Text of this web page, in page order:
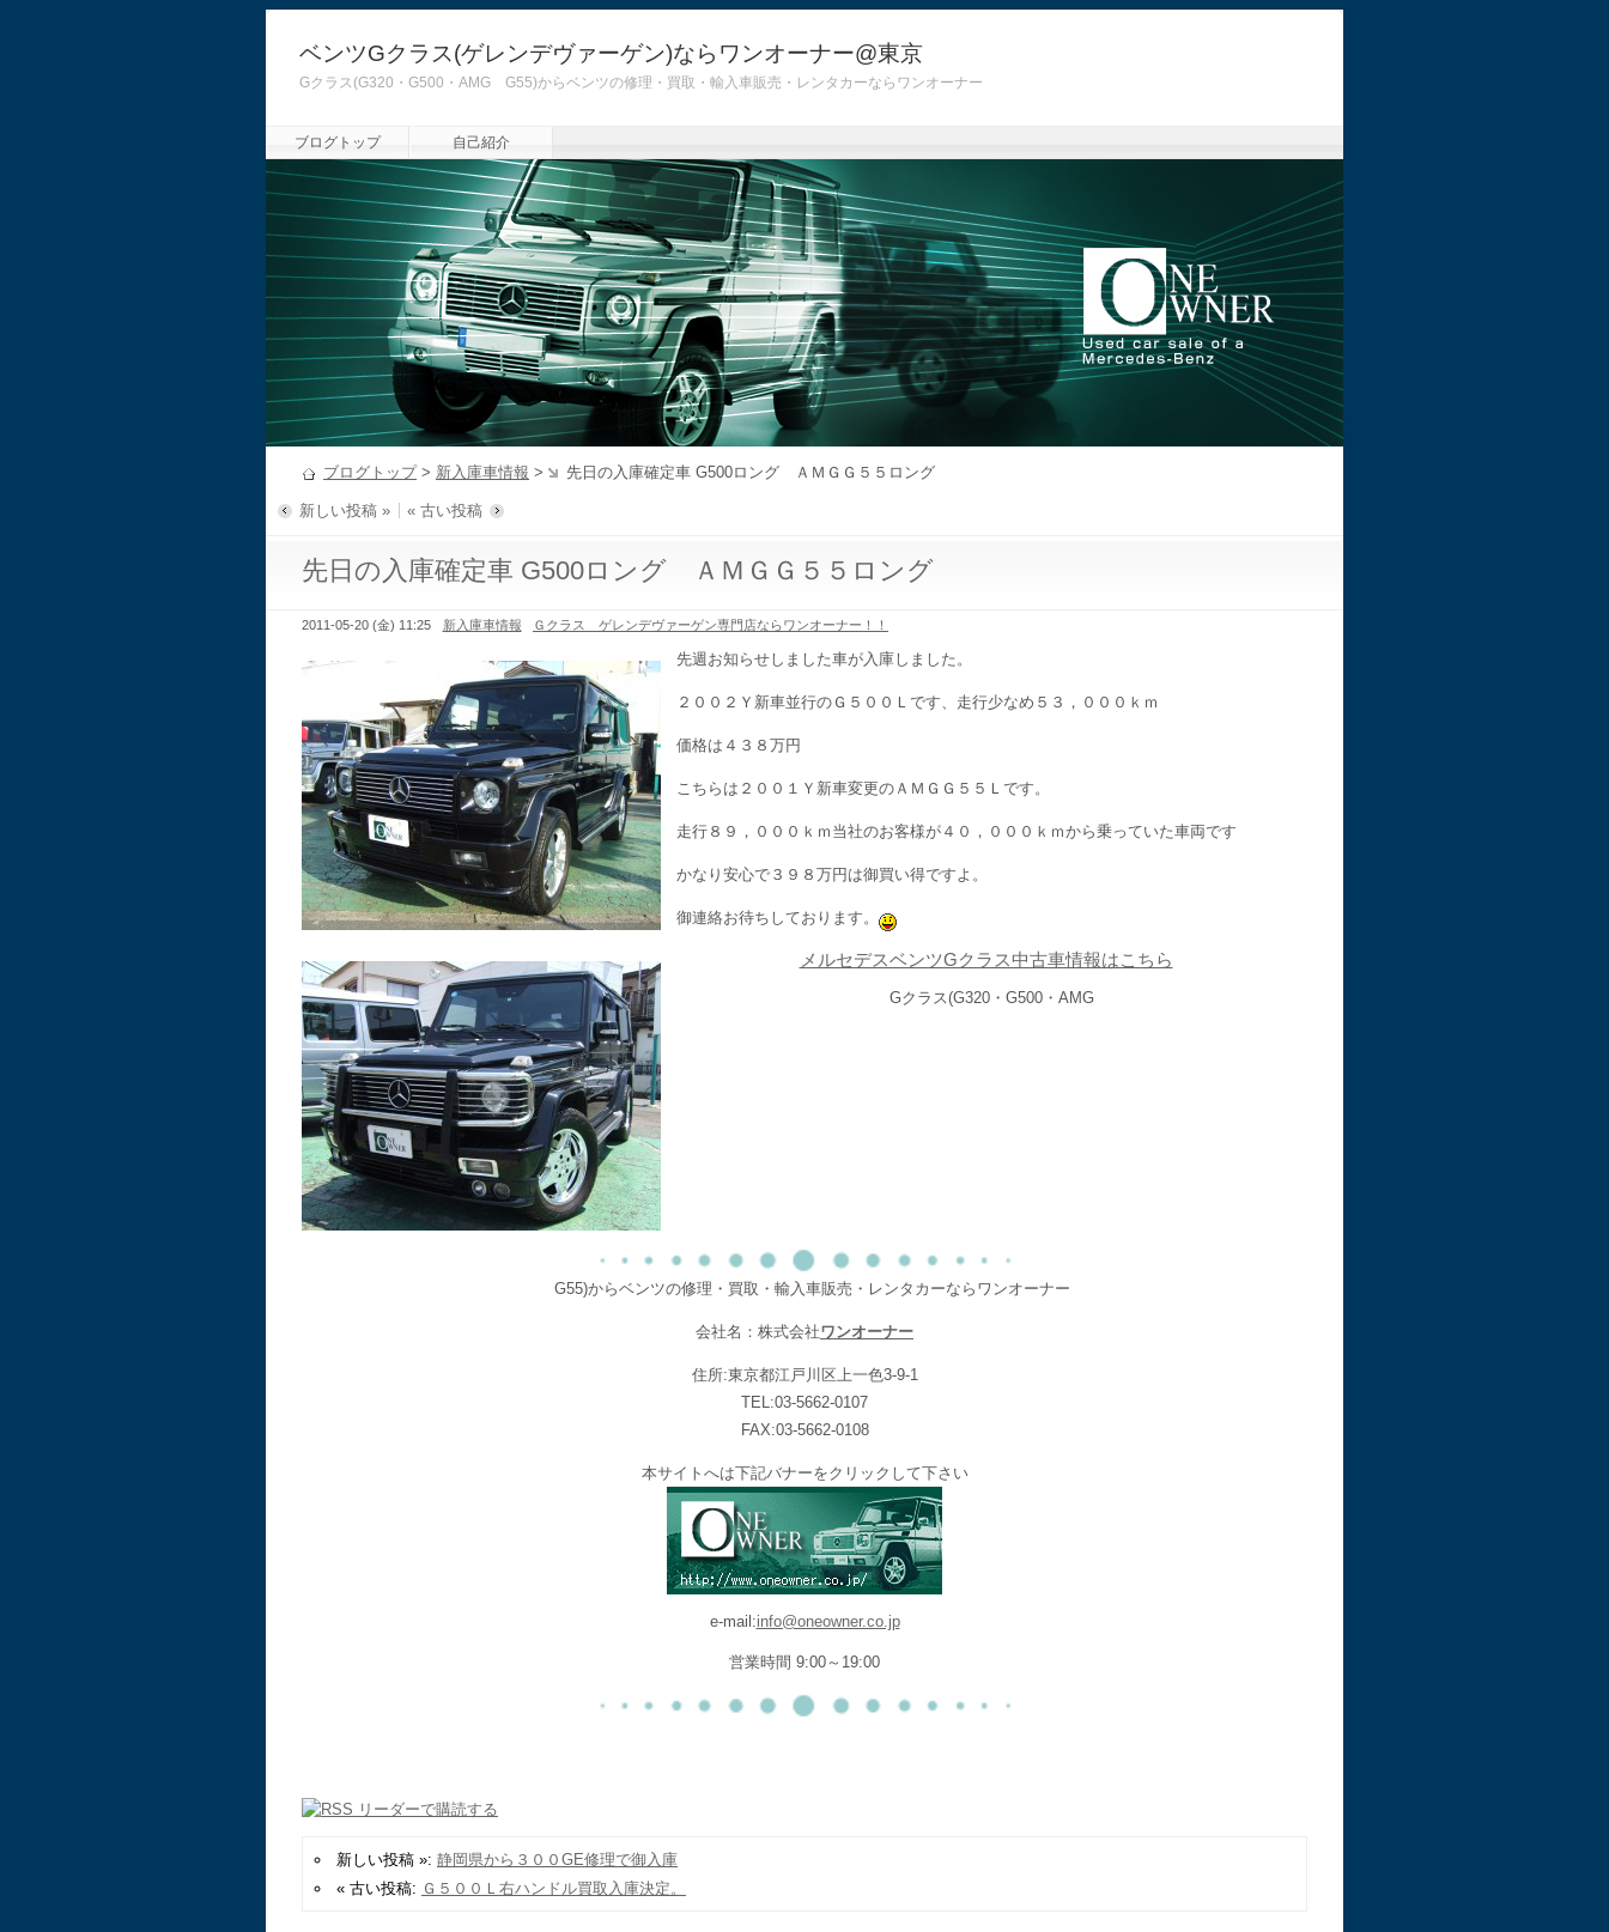
ベンツGクラス(ゲレンデヴァーゲン)ならワンオーナー@東京
Gクラス(G320・G500・AMG G55)からベンツの修理・買取・輸入車販売・レンタカーならワンオーナー
ブログトップ 自己紹介
ブログトップ> 新入庫車情報 > 先日の入庫確定車 G500ロング ＡＭＧＧ５５ロング
新しい投稿 » « 古い投稿
先日の入庫確定車 G500ロング ＡＭＧＧ５５ロング
2011-05-20 (金) 11:25 新入庫車情報 Ｇクラス ゲレンデヴァーゲン専門店ならワンオーナー！！
先週お知らせしました車が入庫しました。
２００２Ｙ新車並行のＧ５００Ｌです、走行少なめ５３，０００ｋｍ
価格は４３８万円
こちらは２００１Ｙ新車変更のＡＭＧＧ５５Ｌです。
走行８９，０００ｋｍ当社のお客様が４０，０００ｋｍから乗っていた車両です
かなり安心で３９８万円は御買い得ですよ。
御連絡お待ちしております。
メルセデスベンツGクラス中古車情報はこちら
Gクラス(G320・G500・AMG
G55)からベンツの修理・買取・輸入車販売・レンタカーならワンオーナー
会社名：株式会社ワンオーナー
住所:東京都江戸川区上一色3-9-1
TEL:03-5662-0107
FAX:03-5662-0108
本サイトへは下記バナーをクリックして下さい
e-mail:info@oneowner.co.jp
営業時間 9:00～19:00
新しい投稿 »: 静岡県から３００GE修理で御入庫
« 古い投稿: Ｇ５００Ｌ右ハンドル買取入庫決定。